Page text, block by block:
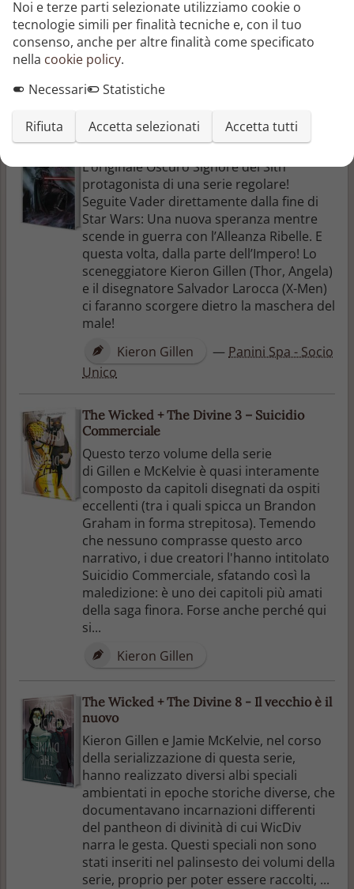
alternativa: prima di diventare il Ribelle
conosciuto come Kanan Jarrus, durante le
Guerre dei Cloni era un giovane Padawan!
Kieron Gillen
Darth Vader 1
L’originale Oscuro Signore dei Sith
protagonista di una serie regolare!
Seguite Vader direttamente dalla fine di
Star Wars: Una nuova speranza mentre
scende in guerra con l’Alleanza Ribelle. E
questa volta, dalla parte dell’Impero! Lo
sceneggiatore Kieron Gillen (Thor, Angela)
e il disegnatore Salvador Larocca (X-Men)
ci faranno scorgere dietro la maschera del
male!
Kieron Gillen
— Panini Spa - Socio
Unico
The Wicked + The Divine 3 – Suicidio
Commerciale
Questo terzo volume della serie
di Gillen e McKelvie è quasi interamente
composto da capitoli disegnati da ospiti
eccellenti (tra i quali spicca un Brandon
Graham in forma strepitosa). Temendo
che nessuno comprasse questo arco
narrativo, i due creatori l'hanno intitolato
Suicidio Commerciale, sfatando così la
maledizione: è uno dei capitoli più amati
della saga finora. Forse anche perché qui
si...
Kieron Gillen
The Wicked + The Divine 8 - Il vecchio è il
nuovo
Kieron Gillen e Jamie McKelvie, nel corso
della serializzazione di questa serie,
hanno realizzato diversi albi speciali
ambientati in epoche storiche diverse, che
documentavano incarnazioni differenti
del pantheon di divinità di cui WicDiv
narra le gesta. Questi speciali non sono
stati inseriti nel palinsesto dei volumi della
serie, proprio per poter essere raccolti, ...
Noi e terze parti selezionate utilizziamo cookie o
tecnologie simili per finalità tecniche e, con il tuo
consenso, anche per altre finalità come specificato
nella cookie policy.
Necessari
Statistiche
Rifiuta Accetta selezionati Accetta tutti